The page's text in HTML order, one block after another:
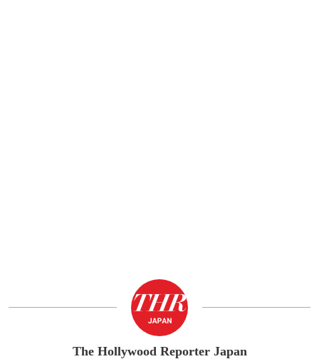
The Hollywood Reporter Japan